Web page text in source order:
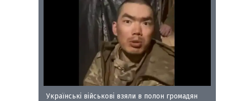
Українські військові взяли в полон громадян